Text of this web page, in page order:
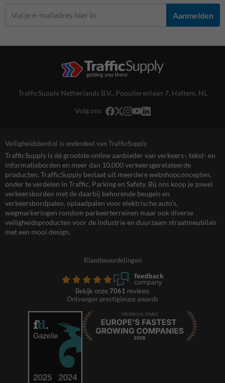
Aanmelden
TrafficSupply Netherlands B.V., Populierenlaan 7, Hattem, NL
Volg ons
Veiligheidsbord.nl is onderdeel van TrafficSupply
TrafficSupply is dé grootste online aanbieder van verkeers-, tekst- en
informatieborden en meer dan 10.000 verkeersgerelateerde
producten. TrafficSupply bestaat uit meerdere webshopconcepten,
onder te verdelen in Traffic, Parking en Safety. Bij ons koop je zowel
verkeersborden met de daarbij behorende beugels en
verkeersbordpalen, oplaadpalen voor elektrische auto’s,
wegmarkeringen rondom parkeerterreinen maar ook diverse
veiligheidsproducten voor de industrie en duurzaam straatmeubilair
met een mooi design.
Klantbeoordelingen
Bekijk onze 7061 reviews
Ontvanger prestigieuze awards